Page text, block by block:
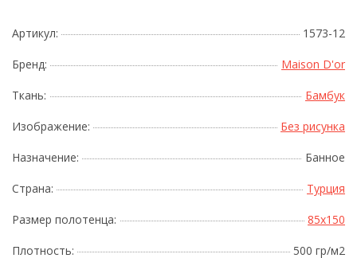
Артикул: 1573-12
Бренд: Maison D'or
Ткань: Бамбук
Изображение: Без рисунка
Назначение: Банное
Страна: Турция
Размер полотенца: 85x150
Плотность: 500 гр/м2